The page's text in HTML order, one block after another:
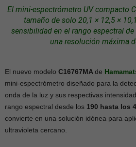
El mini-espectrómetro UV compacto
tamaño de solo 20,1 × 12,5 ×
sensibilidad en el rango espectral
una resolución máxima
El nuevo modelo C16767MAde
mini-espectrómetro diseñado para la
onda de la luz y sus respectivas
rango espectral desde los 190 hasta los
convierte en una solución idónea para
ultravioleta cercano.